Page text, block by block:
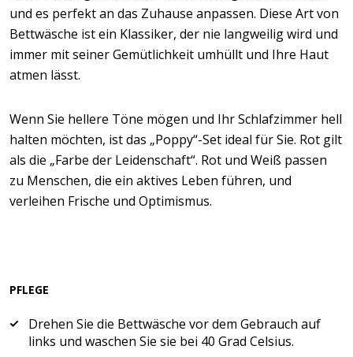
und es perfekt an das Zuhause anpassen. Diese Art von
Bettwäsche ist ein Klassiker, der nie langweilig wird und
immer mit seiner Gemütlichkeit umhüllt und Ihre Haut
atmen lässt.
Wenn Sie hellere Töne mögen und Ihr Schlafzimmer hell
halten möchten, ist das „Poppy“-Set ideal für Sie. Rot gilt
als die „Farbe der Leidenschaft“. Rot und Weiß passen
zu Menschen, die ein aktives Leben führen, und
verleihen Frische und Optimismus.
PFLEGE
Drehen Sie die Bettwäsche vor dem Gebrauch auf
links und waschen Sie sie bei 40 Grad Celsius.